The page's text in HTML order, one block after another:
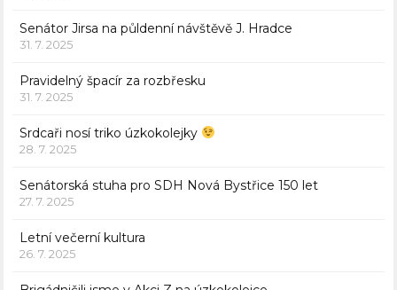
Senátor Jirsa na půldenní návštěvě J. Hradce
31. 7. 2025
Pravidelný špacír za rozbřesku
31. 7. 2025
Srdcaři nosí triko úzkokolejky
28. 7. 2025
Senátorská stuha pro SDH Nová Bystřice 150 let
27. 7. 2025
Letní večerní kultura
26. 7. 2025